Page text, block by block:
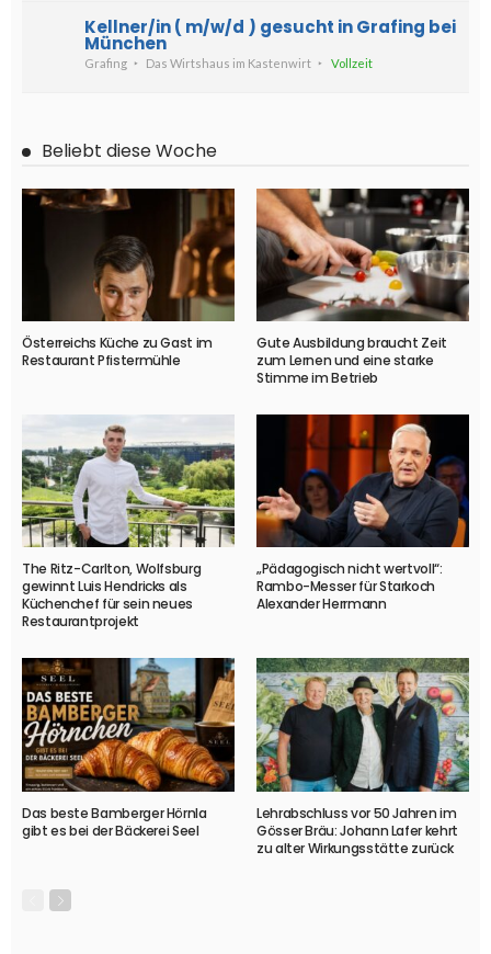
Kellner/in ( m/w/d ) gesucht in Grafing bei
München
Grafing Das Wirtshaus im Kastenwirt Vollzeit
Beliebt diese Woche
Österreichs Küche zu Gast im
Restaurant Pfistermühle
Gute Ausbildung braucht Zeit
zum Lernen und eine starke
Stimme im Betrieb
The Ritz-Carlton, Wolfsburg
gewinnt Luis Hendricks als
Küchenchef für sein neues
Restaurantprojekt
„Pädagogisch nicht wertvoll“:
Rambo-Messer für Starkoch
Alexander Herrmann
Das beste Bamberger Hörnla
gibt es bei der Bäckerei Seel
Lehrabschluss vor 50 Jahren im
Gösser Bräu: Johann Lafer kehrt
zu alter Wirkungsstätte zurück